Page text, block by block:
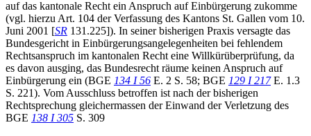
auf das kantonale Recht ein Anspruch auf Einbürgerung zukomme
(vgl. hierzu Art. 104 der Verfassung des Kantons St. Gallen vom 10.
Juni 2001 [SR 131.225]). In seiner bisherigen Praxis versagte das
Bundesgericht in Einbürgerungsangelegenheiten bei fehlendem
Rechtsanspruch im kantonalen Recht eine Willkürüberprüfung, da
es davon ausging, das Bundesrecht räume keinen Anspruch auf
Einbürgerung ein (BGE 134 I 56 E. 2 S. 58; BGE 129 I 217E. 1.3
S. 221). Vom Ausschluss betroffen ist nach der bisherigen
Rechtsprechung gleichermassen der Einwand der Verletzung des
BGE 138 I 305 S. 309